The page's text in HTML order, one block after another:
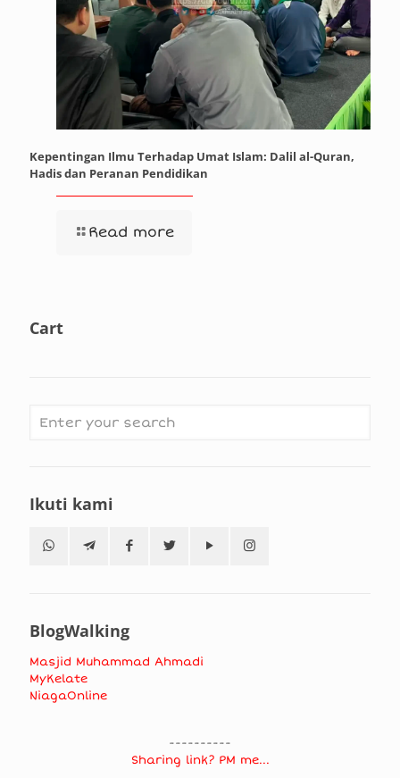
Kepentingan Ilmu Terhadap Umat Islam: Dalil al-Quran,
Hadis dan Peranan Pendidikan
Read more
Cart
Ikuti kami
BlogWalking
Masjid Muhammad Ahmadi
MyKelate
NiagaOnline
----------
Sharing link? PM me...